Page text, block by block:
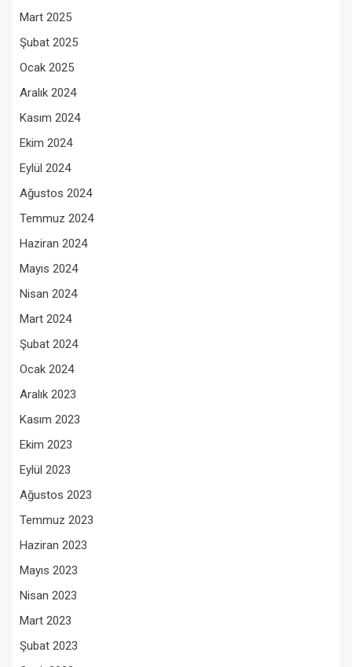
Mart 2025
Şubat 2025
Ocak 2025
Aralık 2024
Kasım 2024
Ekim 2024
Eylül 2024
Ağustos 2024
Temmuz 2024
Haziran 2024
Mayıs 2024
Nisan 2024
Mart 2024
Şubat 2024
Ocak 2024
Aralık 2023
Kasım 2023
Ekim 2023
Eylül 2023
Ağustos 2023
Temmuz 2023
Haziran 2023
Mayıs 2023
Nisan 2023
Mart 2023
Şubat 2023